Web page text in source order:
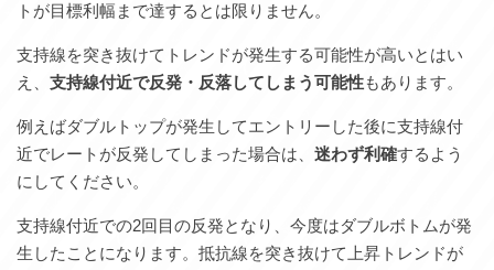
トが目標利幅まで達するとは限りません。
支持線を突き抜けてトレンドが発生する可能性が高いとはい
え、 支持線付近で反発・反落してしまう可能性もあります。
例えばダブルトップが発生してエントリーした後に支持線付
近でレートが反発してしまった場合は、 迷わず利確するよう
にしてください。
支持線付近での2回目の反発となり、今度はダブルボトムが発
生したことになります。抵抗線を突き抜けて上昇トレンドが